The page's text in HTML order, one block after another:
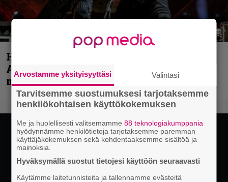
Hellsinki Metal Festival kuvina, osa 1 –
Accept, Carcass, Black Label Society ja
muita avauspäivän esiintyjiä
Arvostamme yksityisyyttäsi Valintasi
Tarvitsemme suostumuksesi tarjotaksemme
henkilökohtaisen käyttökokemuksen
Me ja huolellisesti valitsemamme88 teknologiakumppania
hyödynnämme henkilötietoja tarjotaksemme paremman
käyttäjäkokemuksen sekä kohdentaaksemme sisältöä ja
mainoksia.
Hyväksymällä suostut tietojesi käyttöön seuraavasti
Käytämme laitetunnisteita ja tallennamme evästeitä